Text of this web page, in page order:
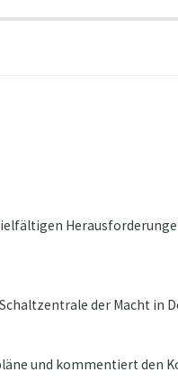
der Macht in
und kommentiert den